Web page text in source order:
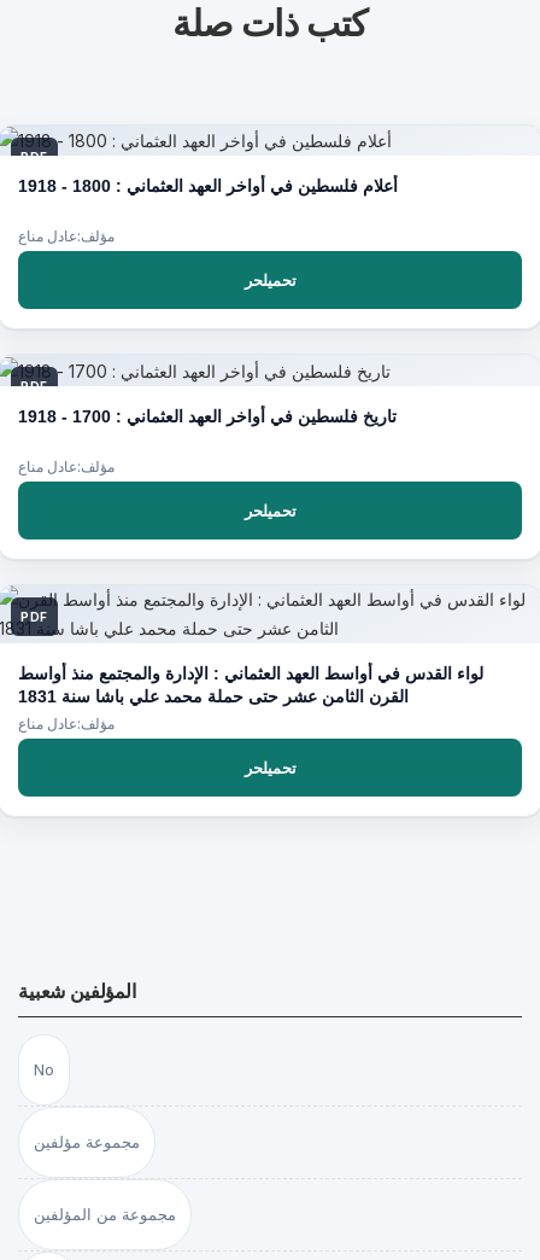
كتب ذات صلة
PDF
أعلام فلسطين في أواخر العهد العثماني : 1800 - 1918
مؤلف:عادل مناع
تحميلحر
PDF
تاريخ فلسطين في أواخر العهد العثماني : 1700 - 1918
مؤلف:عادل مناع
تحميلحر
PDF
لواء القدس في أواسط العهد العثماني : الإدارة والمجتمع منذ أواسط
القرن الثامن عشر حتى حملة محمد علي باشا سنة 1831
مؤلف:عادل مناع
تحميلحر
المؤلفين شعبية
No
مجموعة مؤلفين
مجموعة من المؤلفين